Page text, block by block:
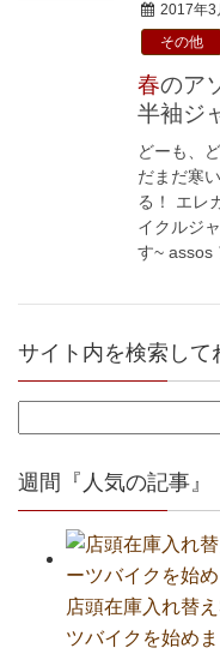
2017年3
その他
春のアソス。ワークスチーム EVO8
半袖ジ
どーも、
だまだ寒
る！ エレ
イクルジ
す~ assos
サイト内を検索して
週間『人気の記事』
店頭在庫入れ替
ツバイクを始めま